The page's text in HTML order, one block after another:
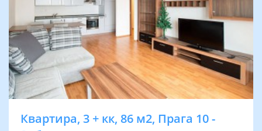
Квартира, 3 + кк, 86 м2, Прага 10 -